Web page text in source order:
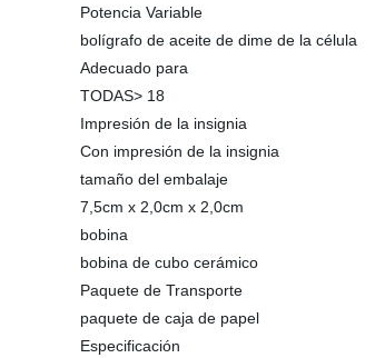
Potencia Variable
bolígrafo de aceite de dime de la célula
Adecuado para
TODAS> 18
Impresión de la insignia
Con impresión de la insignia
tamaño del embalaje
7,5cm x 2,0cm x 2,0cm
bobina
bobina de cubo cerámico
Paquete de Transporte
paquete de caja de papel
Especificación